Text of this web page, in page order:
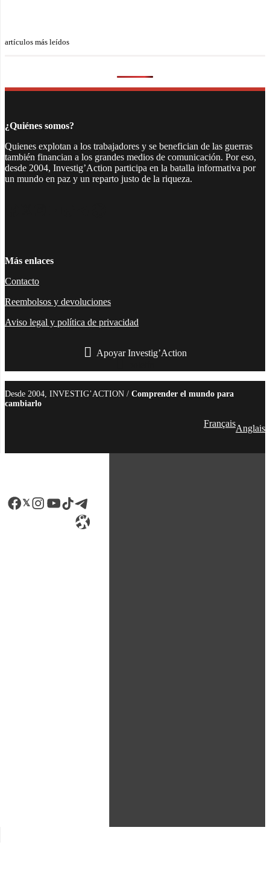
artículos más leídos
¿Quiénes somos?
Quienes explotan a los trabajadores y se benefician de las guerras
también financian a los grandes medios de comunicación. Por eso,
desde 2004, Investig’Action participa en la batalla informativa por
un mundo en paz y un reparto justo de la riqueza.
Más enlaces
Contacto
Reembolsos y devoluciones
Aviso legal y política de privacidad
Apoyar Investig’Action
Desde 2004, INVESTIG’ACTION / Comprender el mundo para
cambiarlo
FrançaisAnglais
Facebook
LinkedIn
Instagram
YouTube
TikTok
Telegram
Enlace